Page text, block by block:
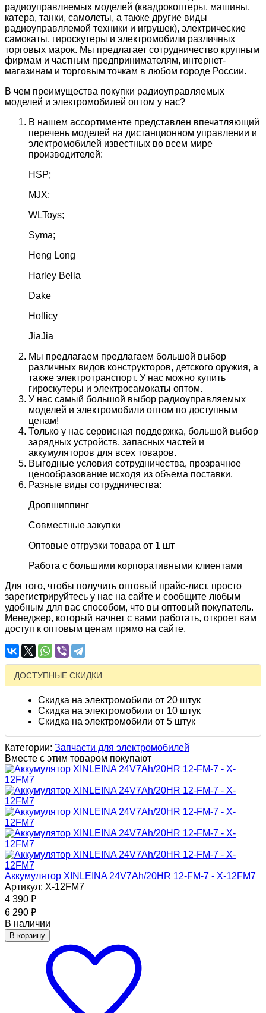
радиоуправляемых моделей (квадрокоптеры, машины,
катера, танки, самолеты, а также другие виды
радиоуправляемой техники и игрушек), электрические
самокаты, гироскутеры и электромобили различных
торговых марок. Мы предлагает сотрудничество крупным
фирмам и частным предпринимателям, интернет-
магазинам и торговым точкам в любом городе России.
В чем преимущества покупки радиоуправляемых
моделей и электромобилей оптом у нас?
В нашем ассортименте представлен впечатляющий
перечень моделей на дистанционном управлении и
электромобилей известных во всем мире
производителей:
HSP;
MJX;
WLToys;
Syma;
Heng Long
Harley Bella
Dake
Hollicy
JiaJia
Мы предлагаем предлагаем большой выбор
различных видов конструкторов, детского оружия, а
также электротранспорт. У нас можно купить
гироскутеры и электросамокаты оптом.
У нас самый большой выбор радиоуправляемых
моделей и электромобили оптом по доступным
ценам!
Только у нас сервисная поддержка, большой выбор
зарядных устройств, запасных частей и
аккумуляторов для всех товаров.
Выгодные условия сотрудничества, прозрачное
ценообразование исходя из объема поставки.
Разные виды сотрудничества:
Дропшиппинг
Совместные закупки
Оптовые отгрузки товара от 1 шт
Работа с большими корпоративными клиентами
Для того, чтобы получить оптовый прайс-лист, просто
зарегистрируйтесь у нас на сайте и сообщите любым
удобным для вас способом, что вы оптовый покупатель.
Менеджер, который начнет с вами работать, откроет вам
доступ к оптовым ценам прямо на сайте.
ДОСТУПНЫЕ СКИДКИ
Скидка на электромобили от 20 штук
Скидка на электромобили от 10 штук
Скидка на электромобили от 5 штук
Категории: Запчасти для электромобилей
Вместе с этим товаром покупают
Аккумулятор XINLEINA 24V7Ah/20HR 12-FM-7 - X-12FM7
Артикул: X-12FM7
4 390 ₽
6 290 ₽
В наличии
В корзину